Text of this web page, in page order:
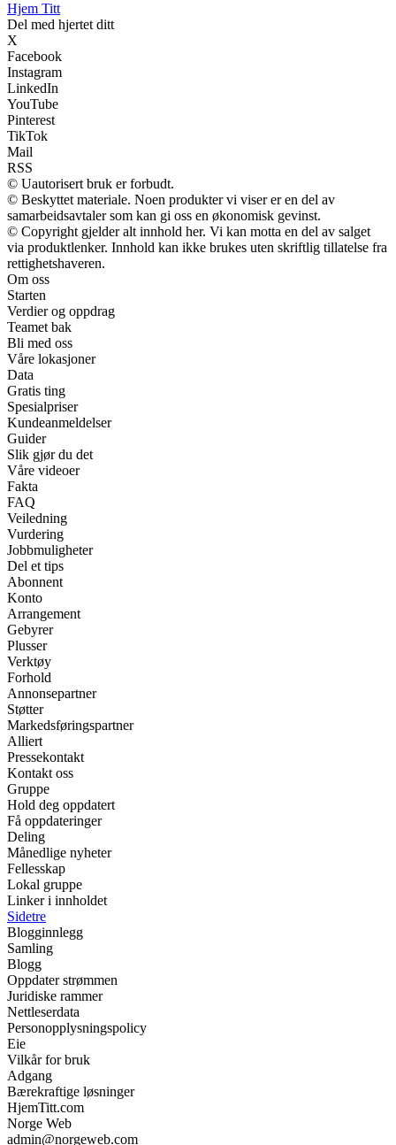
Hjem Titt
Del med hjertet ditt
X
Facebook
Instagram
LinkedIn
YouTube
Pinterest
TikTok
Mail
RSS
© Uautorisert bruk er forbudt.
© Beskyttet materiale. Noen produkter vi viser er en del av
samarbeidsavtaler som kan gi oss en økonomisk gevinst.
© Copyright gjelder alt innhold her. Vi kan motta en del av salget
via produktlenker. Innhold kan ikke brukes uten skriftlig tillatelse fra
rettighetshaveren.
Om oss
Starten
Verdier og oppdrag
Teamet bak
Bli med oss
Våre lokasjoner
Data
Gratis ting
Spesialpriser
Kundeanmeldelser
Guider
Slik gjør du det
Våre videoer
Fakta
FAQ
Veiledning
Vurdering
Jobbmuligheter
Del et tips
Abonnent
Konto
Arrangement
Gebyrer
Plusser
Verktøy
Forhold
Annonsepartner
Støtter
Markedsføringspartner
Alliert
Pressekontakt
Kontakt oss
Gruppe
Hold deg oppdatert
Få oppdateringer
Deling
Månedlige nyheter
Fellesskap
Lokal gruppe
Linker i innholdet
Sidetre
Blogginnlegg
Samling
Blogg
Oppdater strømmen
Juridiske rammer
Nettleserdata
Personopplysningspolicy
Eie
Vilkår for bruk
Adgang
Bærekraftige løsninger
HjemTitt.com
Norge Web
admin@norgeweb.com